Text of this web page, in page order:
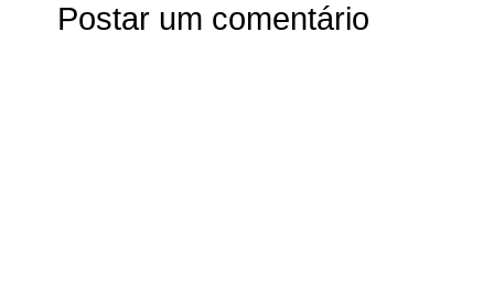
Postar um comentário